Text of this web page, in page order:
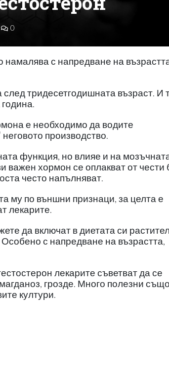
0
намалява с напредване на
тридесетгодишната възраст. И
е необходимо да водите
производство.
функция, но влияе и на
важен хормон се оплакват от чести
често напълняват.
му по външни признаци, за целта е
лекарите.
да включат в диетата си
с напредване на възрастта,
лекарите съветват да се
грозде. Много полезни
култури.